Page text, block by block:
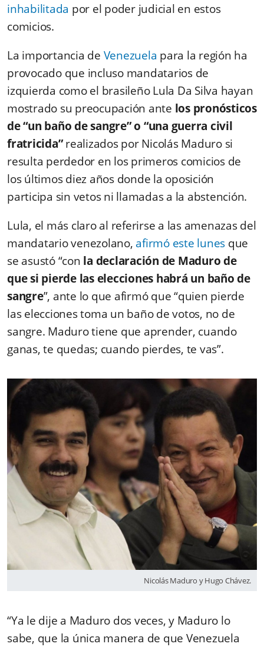
inhabilitada por el poder judicial en estos
comicios.
La importancia de Venezuela para la región ha
provocado que incluso mandatarios de
izquierda como el brasileño Lula Da Silva hayan
mostrado su preocupación ante los pronósticos
de “un baño de sangre” o “una guerra civil
fratricida”realizados por Nicolás Maduro si
resulta perdedor en los primeros comicios de
los últimos diez años donde la oposición
participa sin vetos ni llamadas a la abstención.
Lula, el más claro al referirse a las amenazas del
mandatario venezolano, afirmó este lunes que
se asustó “con la declaración de Maduro de
que si pierde las elecciones habrá un baño de
sangre”, ante lo que afirmó que “quien pierde
las elecciones toma un baño de votos, no de
sangre. Maduro tiene que aprender, cuando
ganas, te quedas; cuando pierdes, te vas”.
Nicolás Maduro y Hugo Chávez.
“Ya le dije a Maduro dos veces, y Maduro lo
sabe, que la única manera de que Venezuela